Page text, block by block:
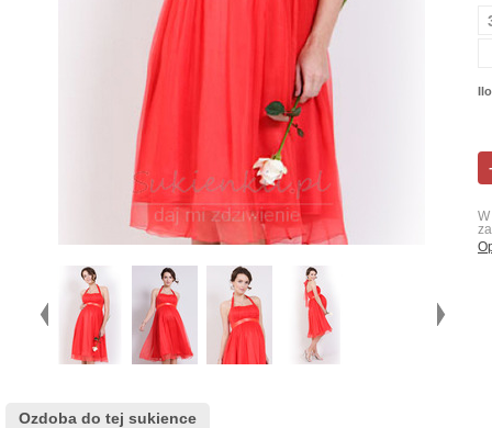
Ozdoba do tej sukience